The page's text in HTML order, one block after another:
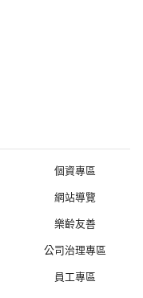
個資專區
網站導覽
樂齡友善
公司治理專區
員工專區